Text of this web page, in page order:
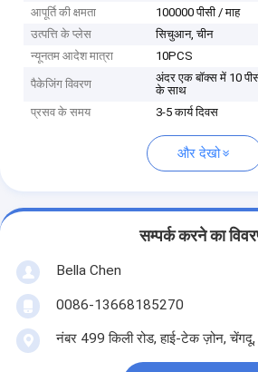
आपूर्ति की क्षमता
100000 पीसी / माह
उत्पत्ति के प्लेस
सिचुआन, चीन
न्यूनतम आदेश मात्रा
10PCS
पैकेजिंग विवरण
अंदर एक बॉक्स में 10
के साथ
प्रसव के समय
3-5 कार्य दिवस
और देखो
सम्पर्क करने का
Bella Chen
0086-13668185270
नंबर 499 किली रोड, हाई-टेक ज़ोन, चेंगदू,